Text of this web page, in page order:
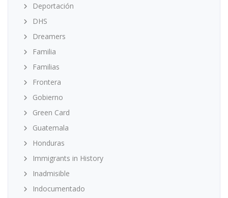
Deportación
DHS
Dreamers
Familia
Familias
Frontera
Gobierno
Green Card
Guatemala
Honduras
Immigrants in History
Inadmisible
Indocumentado